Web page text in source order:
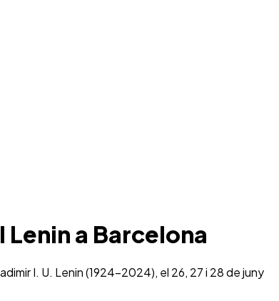
a Barcelona
I. U. Lenin (1924-2024), el 26, 27 i 28 de juny